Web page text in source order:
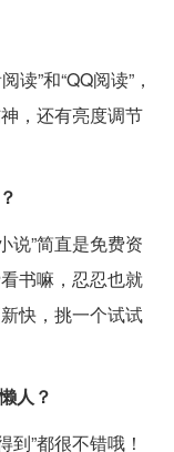
”和“QQ阅读”，
，还有亮度调节
说”简直是免费资
书嘛，忍忍也就
快，挑一个试试
人？
到”都很不错哦！